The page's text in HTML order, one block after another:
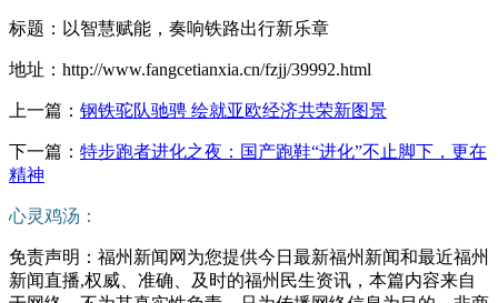
标题：以智慧赋能，奏响铁路出行新乐章
地址：http://www.fangcetianxia.cn/fzjj/39992.html
上一篇： 钢铁驼队驰骋 绘就亚欧经济共荣新图景
下一篇： 特步跑者进化之夜：国产跑鞋“进化”不止脚下，更在
精神
心灵鸡汤：
免责声明：福州新闻网为您提供今日最新福州新闻和最近福州
新闻直播,权威、准确、及时的福州民生资讯，本篇内容来自